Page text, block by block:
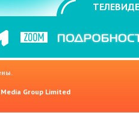
Group Limited